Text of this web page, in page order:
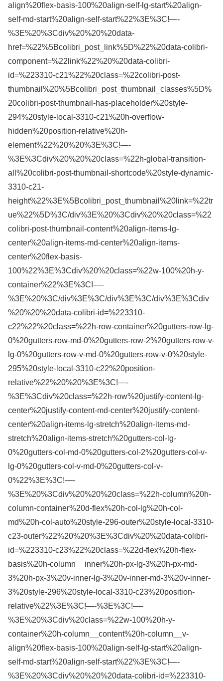
align%20flex-basis-100%20align-self-lg-start%20align-
self-md-start%20align-self-start%22%3E%3C!—-
%3E%20%3Cdiv%20%20%20data-
href=%22%5Bcolibri_post_link%5D%22%20data-colibri-
component=%22link%22%20%20data-colibri-
id=%223310-c21%22%20class=%22colibri-post-
thumbnail%20%5Bcolibri_post_thumbnail_classes%5D%
20colibri-post-thumbnail-has-placeholder%20style-
294%20style-local-3310-c21%20h-overflow-
hidden%20position-relative%20h-
element%22%20%20%3E%3C!—-
%3E%3Cdiv%20%20%20class=%22h-global-transition-
all%20colibri-post-thumbnail-shortcode%20style-dynamic-
3310-c21-
height%22%3E%5Bcolibri_post_thumbnail%20link=%22tr
ue%22%5D%3C/div%3E%20%3Cdiv%20%20class=%22
colibri-post-thumbnail-content%20align-items-lg-
center%20align-items-md-center%20align-items-
center%20flex-basis-
100%22%3E%3Cdiv%20%20class=%22w-100%20h-y-
container%22%3E%3C!—-
%3E%20%3C/div%3E%3C/div%3E%3C/div%3E%3Cdiv
%20%20%20data-colibri-id=%223310-
c22%22%20class=%22h-row-container%20gutters-row-lg-
0%20gutters-row-md-0%20gutters-row-2%20gutters-row-v-
lg-0%20gutters-row-v-md-0%20gutters-row-v-0%20style-
295%20style-local-3310-c22%20position-
relative%22%20%20%3E%3C!—-
%3E%3Cdiv%20class=%22h-row%20justify-content-lg-
center%20justify-content-md-center%20justify-content-
center%20align-items-lg-stretch%20align-items-md-
stretch%20align-items-stretch%20gutters-col-lg-
0%20gutters-col-md-0%20gutters-col-2%20gutters-col-v-
lg-0%20gutters-col-v-md-0%20gutters-col-v-
0%22%3E%3C!—-
%3E%20%3Cdiv%20%20%20class=%22h-column%20h-
column-container%20d-flex%20h-col-lg%20h-col-
md%20h-col-auto%20style-296-outer%20style-local-3310-
c23-outer%22%20%20%3E%3Cdiv%20%20data-colibri-
id=%223310-c23%22%20class=%22d-flex%20h-flex-
basis%20h-column__inner%20h-px-lg-3%20h-px-md-
3%20h-px-3%20v-inner-lg-3%20v-inner-md-3%20v-inner-
3%20style-296%20style-local-3310-c23%20position-
relative%22%3E%3C!—-%3E%3C!—-
%3E%20%3Cdiv%20class=%22w-100%20h-y-
container%20h-column__content%20h-column__v-
align%20flex-basis-100%20align-self-lg-start%20align-
self-md-start%20align-self-start%22%3E%3C!—-
%3E%20%3Cdiv%20%20%20data-colibri-id=%223310-